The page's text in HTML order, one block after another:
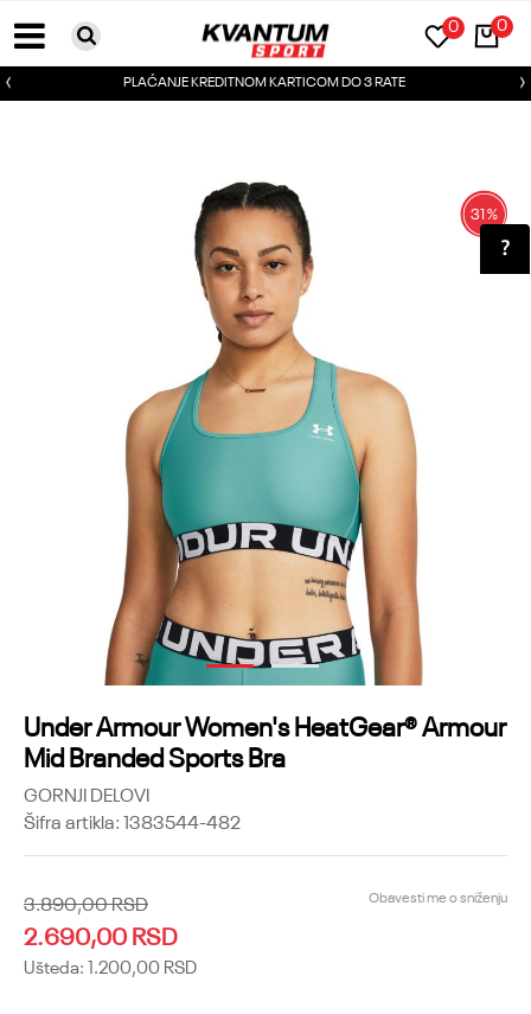
0
0
PLAĆANJE KREDITNOM KARTICOM DO 3 RATE
1 2
31%
Under Armour Women's HeatGear® Armour
Mid Branded Sports Bra
GORNJI DELOVI
Šifra artikla:1383544-482
3.890,00RSD
2.690,00RSD
Ušteda: 1.200,00 RSD
Obavesti me o sniženju